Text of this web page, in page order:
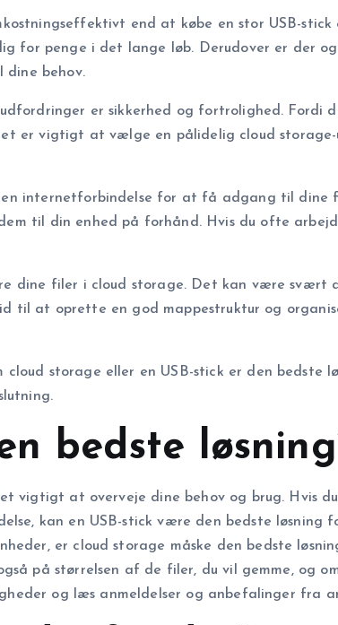
end at købe en stor USB-
for penge i det lange løb. Derudover er der
dine behov.
er sikkerhed og fortrolighed.
er vigtigt at vælge en pålidelig cloud
internetforbindelse for at få adgang til dine
til din enhed på forhånd. Hvis du ofte
dine filer i cloud storage. Det kan være svært
til at oprette en god mappestruktur og
storage eller en USB-stick er den
bedste
vigtigt at overveje dine behov og brug. Hvis
kan en USB-stick være den bedste løsning
er cloud storage måske den bedste
på størrelsen af de filer, du vil gemme, og
og læs anmeldelser og anbefalinger fra